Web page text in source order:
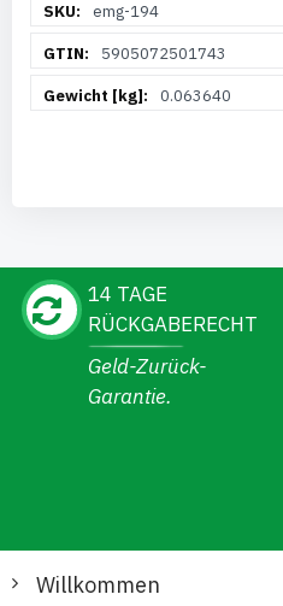
Informationen
emg-194
5905072501743
0.063640
14 TAGE
RÜCKGABERECHT
Geld-Zurück-
Garantie.
Willkommen